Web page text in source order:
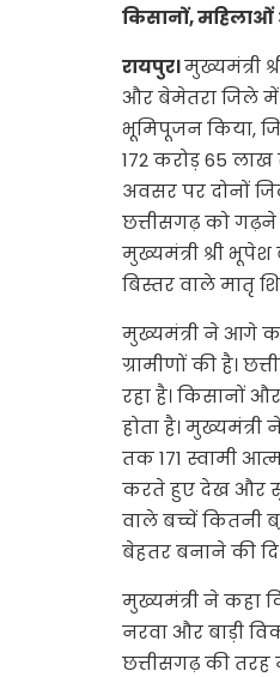
किसानों, महिलाओं
रायपुर।मुख्यमंत्री
और बेमेतरा जिले में
भूमिपूजन किया,
172 करोड़ 65
अवसर पर दोनों
छत्तीसगढ़ को
मुख्यमंत्री श्री
बिस्तर वाले मातृ
मुख्यमंत्री ने आगे
ग्रामीणों की है।
रहा है। किसानों
होता है।
तक 171 स्वामी
करते हुए देख और
वाले बच्चें कितनी
बेहतर बनाने की
मुख्यमंत्री ने कहा
नरवा और बाड़ी
छत्तीसगढ़ की तरह